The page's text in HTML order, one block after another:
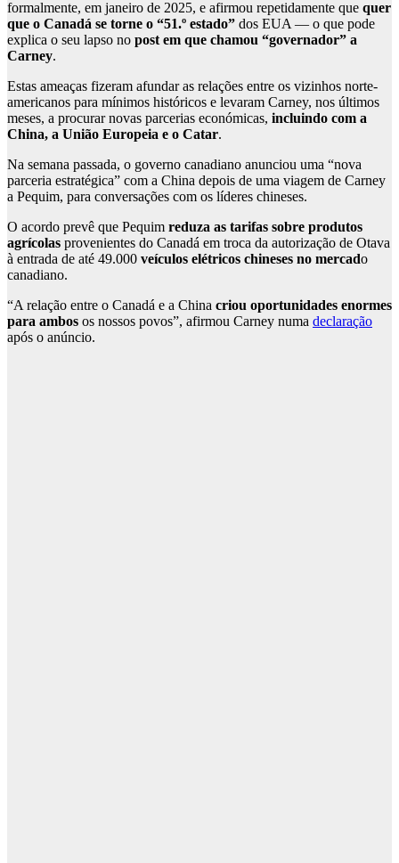
formalmente, em janeiro de 2025, e afirmou repetidamente que quer
que o Canadá se torne o “51.º estado” dos EUA — o que pode
explica o seu lapso no post em que chamou “governador” a
Carney.
Estas ameaças fizeram afundar as relações entre os vizinhos norte-
americanos para mínimos históricos e levaram Carney, nos últimos
meses, a procurar novas parcerias económicas, incluindo com a
China, a União Europeia e o Catar.
Na semana passada, o governo canadiano anunciou uma “nova
parceria estratégica” com a China depois de uma viagem de Carney
a Pequim, para conversações com os líderes chineses.
O acordo prevê que Pequim reduza as tarifas sobre produtos
agrícolas provenientes do Canadá em troca da autorização de Otava
à entrada de até 49.000 veículos elétricos chineses no mercado
canadiano.
“A relação entre o Canadá e a China criou oportunidades enormes
para ambos os nossos povos”, afirmou Carney numa declaração
após o anúncio.